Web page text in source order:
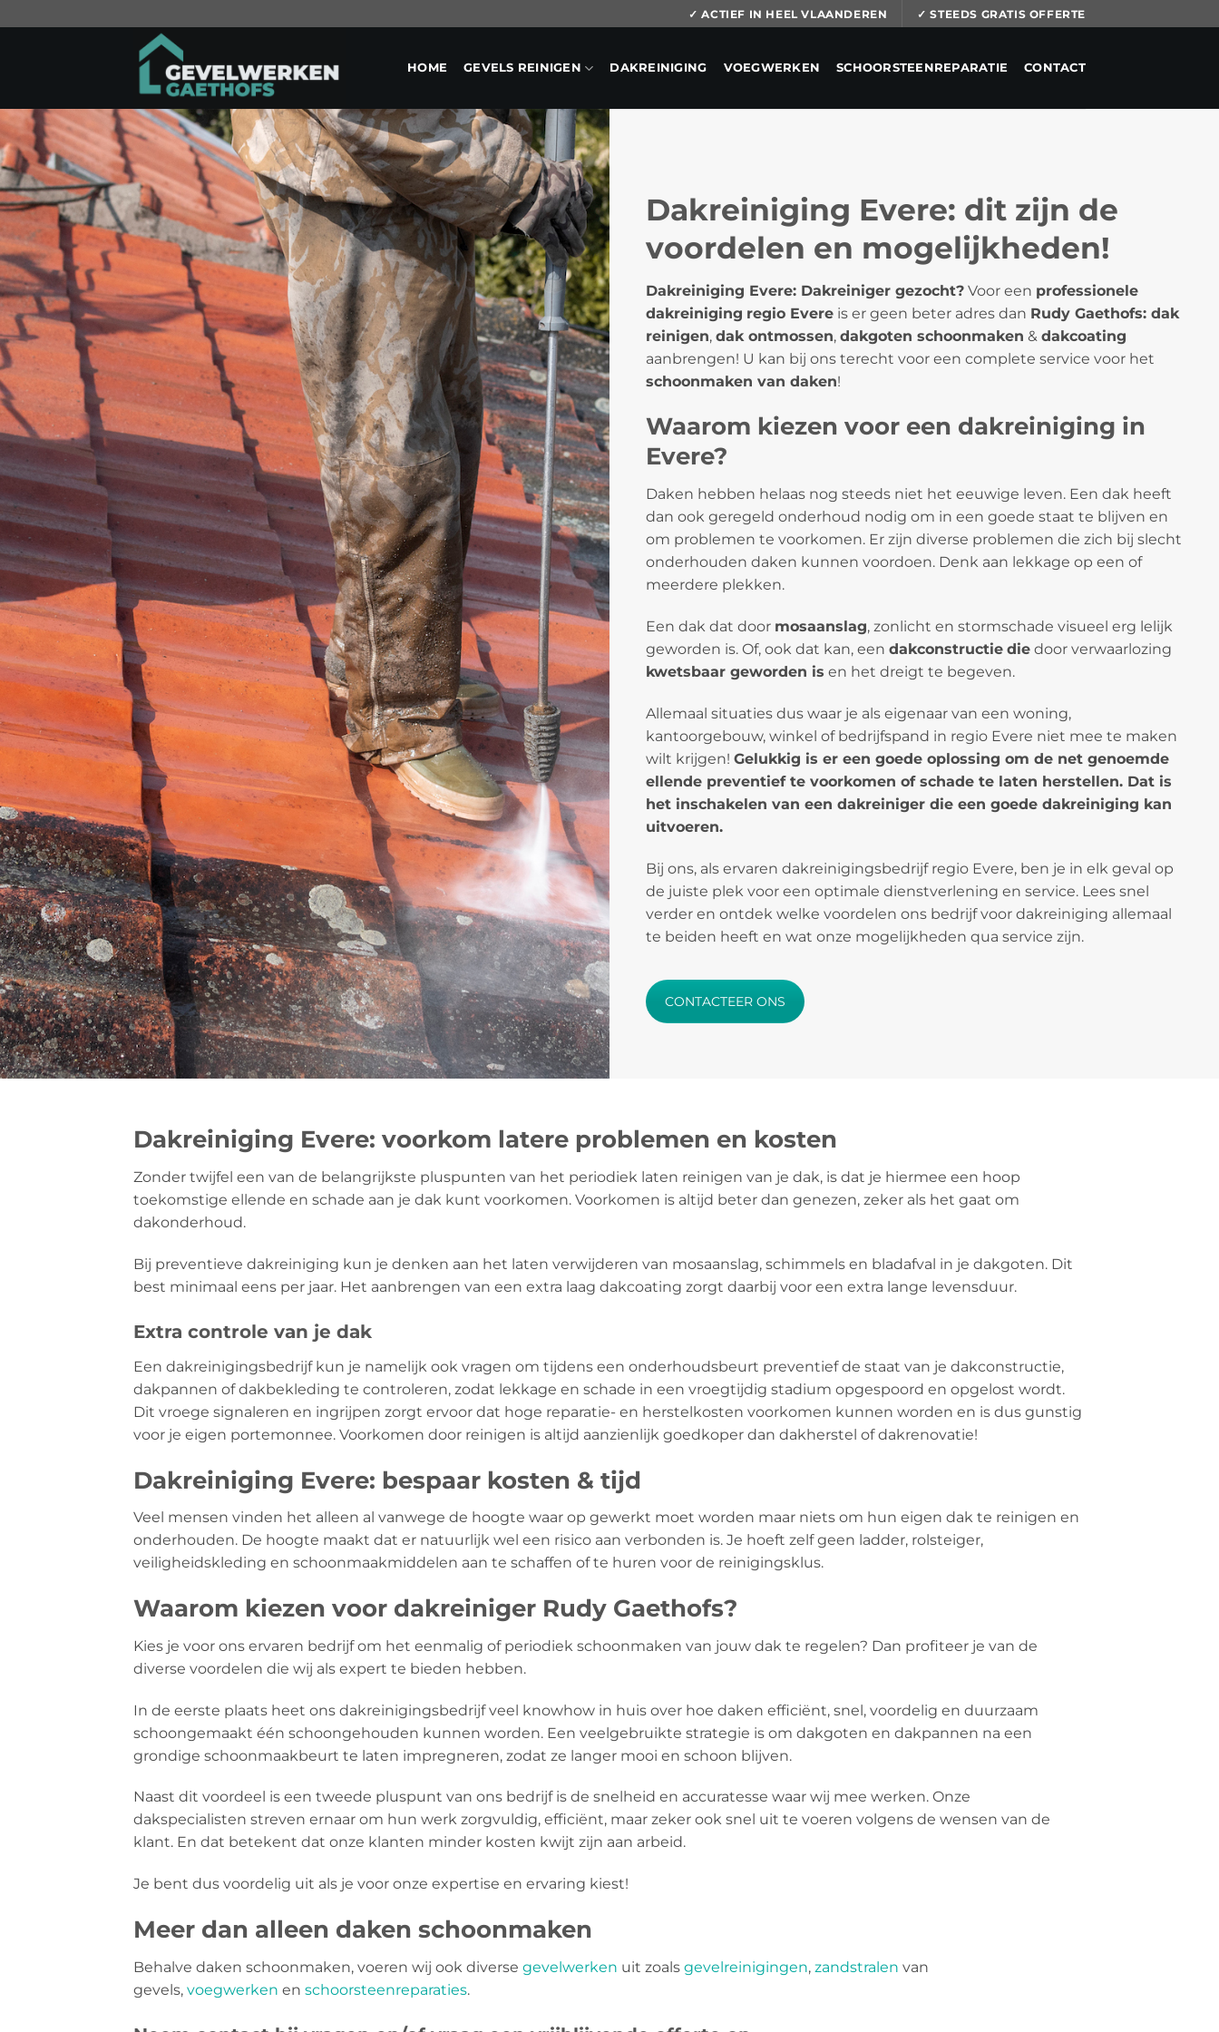
✓ ACTIEF IN HEEL VLAANDEREN ✓ STEEDS GRATIS OFFERTE
HOME GEVELS REINIGEN DAKREINIGING VOEGWERKEN SCHOORSTEENREPARATIE CONTACT
Dakreiniging Evere: dit zijn de
voordelen en mogelijkheden!
Dakreiniging Evere: Dakreiniger gezocht? Voor een professionele
dakreiniging regio Evere is er geen beter adres dan Rudy Gaethofs: dak
reinigen, dak ontmossen, dakgoten schoonmaken & dakcoating
aanbrengen! U kan bij ons terecht voor een complete service voor het
schoonmaken van daken!
Waarom kiezen voor een dakreiniging in
Evere?
Daken hebben helaas nog steeds niet het eeuwige leven. Een dak heeft
dan ook geregeld onderhoud nodig om in een goede staat te blijven en
om problemen te voorkomen. Er zijn diverse problemen die zich bij slecht
onderhouden daken kunnen voordoen. Denk aan lekkage op een of
meerdere plekken.
Een dak dat door mosaanslag, zonlicht en stormschade visueel erg lelijk
geworden is. Of, ook dat kan, een dakconstructie die door verwaarlozing
kwetsbaar geworden is en het dreigt te begeven.
Allemaal situaties dus waar je als eigenaar van een woning,
kantoorgebouw, winkel of bedrijfspand in regio Evere niet mee te maken
wilt krijgen! Gelukkig is er een goede oplossing om de net genoemde
ellende preventief te voorkomen of schade te laten herstellen. Dat is
het inschakelen van een dakreiniger die een goede dakreiniging kan
uitvoeren.
Bij ons, als ervaren dakreinigingsbedrijf regio Evere, ben je in elk geval op
de juiste plek voor een optimale dienstverlening en service. Lees snel
verder en ontdek welke voordelen ons bedrijf voor dakreiniging allemaal
te beiden heeft en wat onze mogelijkheden qua service zijn.
CONTACTEER ONS
Dakreiniging Evere: voorkom latere problemen en kosten
Zonder twijfel een van de belangrijkste pluspunten van het periodiek laten reinigen van je dak, is dat je hiermee een hoop
toekomstige ellende en schade aan je dak kunt voorkomen. Voorkomen is altijd beter dan genezen, zeker als het gaat om
dakonderhoud.
Bij preventieve dakreiniging kun je denken aan het laten verwijderen van mosaanslag, schimmels en bladafval in je dakgoten. Dit
best minimaal eens per jaar. Het aanbrengen van een extra laag dakcoating zorgt daarbij voor een extra lange levensduur.
Extra controle van je dak
Een dakreinigingsbedrijf kun je namelijk ook vragen om tijdens een onderhoudsbeurt preventief de staat van je dakconstructie,
dakpannen of dakbekleding te controleren, zodat lekkage en schade in een vroegtijdig stadium opgespoord en opgelost wordt.
Dit vroege signaleren en ingrijpen zorgt ervoor dat hoge reparatie- en herstelkosten voorkomen kunnen worden en is dus gunstig
voor je eigen portemonnee. Voorkomen door reinigen is altijd aanzienlijk goedkoper dan dakherstel of dakrenovatie!
Dakreiniging Evere: bespaar kosten & tijd
Veel mensen vinden het alleen al vanwege de hoogte waar op gewerkt moet worden maar niets om hun eigen dak te reinigen en
onderhouden. De hoogte maakt dat er natuurlijk wel een risico aan verbonden is. Je hoeft zelf geen ladder, rolsteiger,
veiligheidskleding en schoonmaakmiddelen aan te schaffen of te huren voor de reinigingsklus.
Waarom kiezen voor dakreiniger Rudy Gaethofs?
Kies je voor ons ervaren bedrijf om het eenmalig of periodiek schoonmaken van jouw dak te regelen? Dan profiteer je van de
diverse voordelen die wij als expert te bieden hebben.
In de eerste plaats heet ons dakreinigingsbedrijf veel knowhow in huis over hoe daken efficiënt, snel, voordelig en duurzaam
schoongemaakt één schoongehouden kunnen worden. Een veelgebruikte strategie is om dakgoten en dakpannen na een
grondige schoonmaakbeurt te laten impregneren, zodat ze langer mooi en schoon blijven.
Naast dit voordeel is een tweede pluspunt van ons bedrijf is de snelheid en accuratesse waar wij mee werken. Onze
dakspecialisten streven ernaar om hun werk zorgvuldig, efficiënt, maar zeker ook snel uit te voeren volgens de wensen van de
klant. En dat betekent dat onze klanten minder kosten kwijt zijn aan arbeid.
Je bent dus voordelig uit als je voor onze expertise en ervaring kiest!
Meer dan alleen daken schoonmaken
Behalve daken schoonmaken, voeren wij ook diverse gevelwerken uit zoals gevelreinigingen, zandstralen van
gevels, voegwerken en schoorsteenreparaties.